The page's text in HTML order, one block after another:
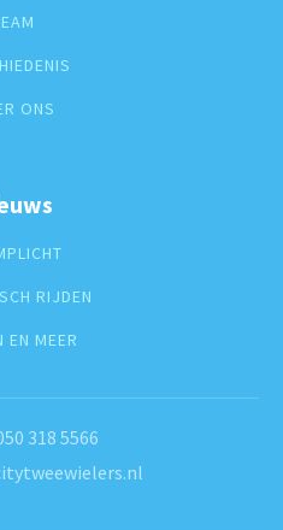
ONS
RIJDEN
EN MEER
318 5566